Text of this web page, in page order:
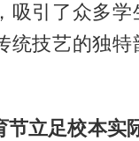
吸引了众多学
统技艺的独特
节立足校本实